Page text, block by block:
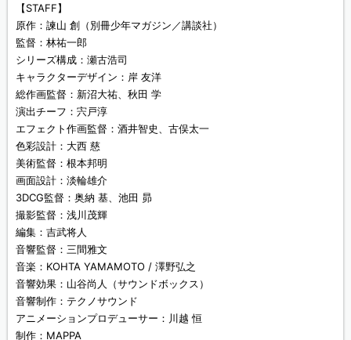
【STAFF】
原作：諫山 創（別冊少年マガジン／講談社）
監督：林祐一郎
シリーズ構成：瀬古浩司
キャラクターデザイン：岸 友洋
総作画監督：新沼大祐、秋田 学
演出チーフ：宍戸淳
エフェクト作画監督：酒井智史、古俣太一
色彩設計：大西 慈
美術監督：根本邦明
画面設計：淡輪雄介
3DCG監督：奥納 基、池田 昴
撮影監督：浅川茂輝
編集：吉武将人
音響監督：三間雅文
音楽：KOHTA YAMAMOTO / 澤野弘之
音響効果：山谷尚人（サウンドボックス）
音響制作：テクノサウンド
アニメーションプロデューサー：川越 恒
制作：MAPPA